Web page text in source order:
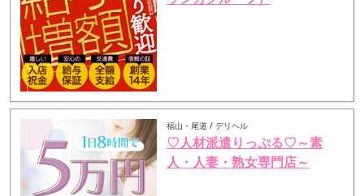
福山・尾道 / デリヘル
♡人材派遣りっぷる♡～素
人・人妻・熟女専門店～